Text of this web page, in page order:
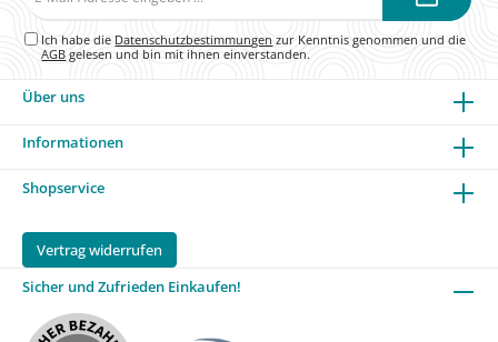
Ich habe die Datenschutzbestimmungen zur Kenntnis genommen und die
AGB gelesen und bin mit ihnen einverstanden.
Über uns
Informationen
Shopservice
Vertrag widerrufen
Sicher und Zufrieden Einkaufen!